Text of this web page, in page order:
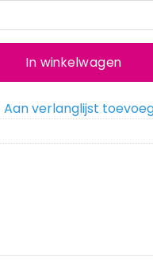
In winkelwagen
Aan verlanglijst